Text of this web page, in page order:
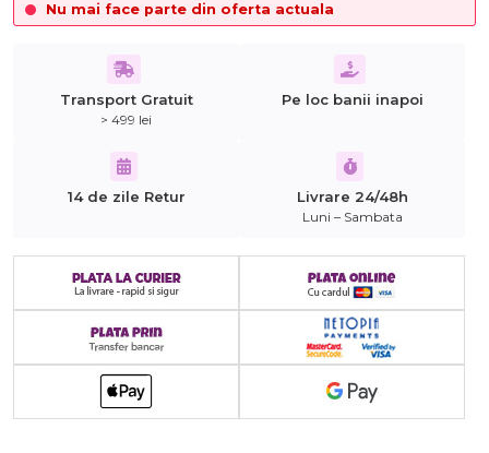
Nu mai face parte din oferta actuala
Transport Gratuit
> 499 lei
Pe loc banii inapoi
14 de zile Retur Livrare 24/48h
Luni – Sambata